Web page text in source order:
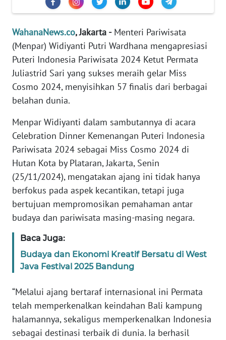
WahanaNews.co, Jakarta -Menteri Pariwisata
(Menpar) Widiyanti Putri Wardhana mengapresiasi
Puteri Indonesia Pariwisata 2024 Ketut Permata
Juliastrid Sari yang sukses meraih gelar Miss
Cosmo 2024, menyisihkan 57 finalis dari berbagai
belahan dunia.
Menpar Widiyanti dalam sambutannya di acara
Celebration Dinner Kemenangan Puteri Indonesia
Pariwisata 2024 sebagai Miss Cosmo 2024 di
Hutan Kota by Plataran, Jakarta, Senin
(25/11/2024), mengatakan ajang ini tidak hanya
berfokus pada aspek kecantikan, tetapi juga
bertujuan mempromosikan pemahaman antar
budaya dan pariwisata masing-masing negara.
Baca Juga:
Budaya dan Ekonomi Kreatif Bersatu di West
Java Festival 2025 Bandung
“Melalui ajang bertaraf internasional ini Permata
telah memperkenalkan keindahan Bali kampung
halamannya, sekaligus memperkenalkan Indonesia
sebagai destinasi terbaik di dunia. Ia berhasil
BERITA
KONTAK
KAMI
INFO
TENTANG
KAMI
PEDOMAN
MEDIA
SIBER
REDAKSI
KARIR
Wahana
Regional